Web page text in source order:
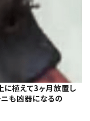
に植えて3ヶ月放置し
も凶器になるの